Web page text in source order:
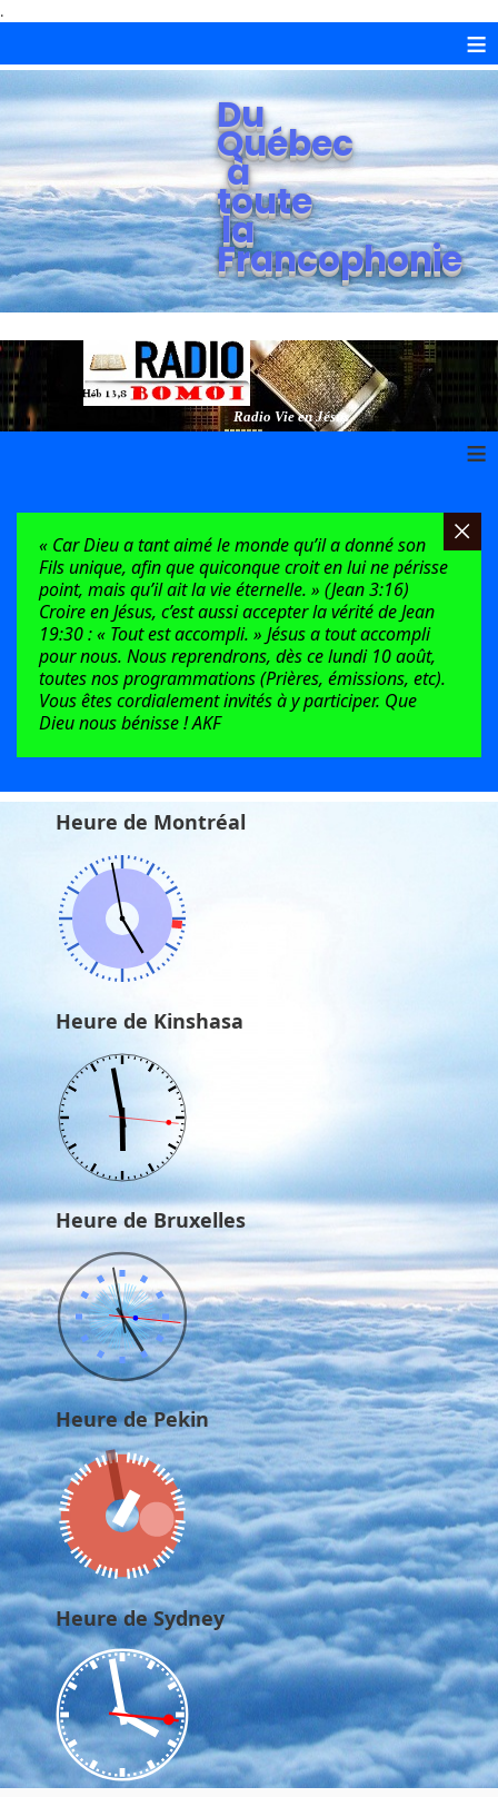
.
≡
Du
Québec
à
toute
la
Francophonie
Radio Vie en Jésus
≡
« Car Dieu a tant aimé le monde qu’il a donné son
Fils unique, afin que quiconque croit en lui ne périsse
point, mais qu’il ait la vie éternelle. » (Jean 3:16)
Croire en Jésus, c’est aussi accepter la vérité de Jean
19:30 : « Tout est accompli. » Jésus a tout accompli
pour nous. Nous reprendrons, dès ce lundi 10 août,
toutes nos programmations (Prières, émissions, etc).
Vous êtes cordialement invités à y participer. Que
Dieu nous bénisse ! AKF
Heure de Montréal
Heure de Kinshasa
Heure de Bruxelles
Heure de Pekin
Heure de Sydney